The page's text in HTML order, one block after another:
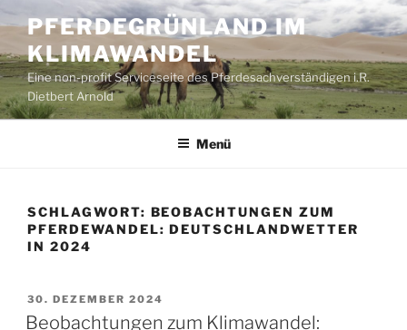
Inhalt
springen
PFERDEGRÜNLAND IM
KLIMAWANDEL
Eine non-profit Serviceseite des Pferdesachverständigen i.R.
Dietbert Arnold
Menü
SCHLAGWORT: BEOBACHTUNGEN ZUM
PFERDEWANDEL: DEUTSCHLANDWETTER
IN 2024
VERÖFFENTLICHT
AM
30. DEZEMBER 2024
Beobachtungen zum Klimawandel: